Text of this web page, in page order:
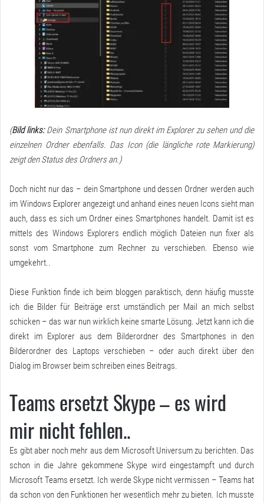
(Bild links:Dein Smartphone ist nun direkt im Explorer zu sehen und die
einzelnen Ordner ebenfalls. Das Icon (die längliche rote Markierung)
zeigt den Status des Ordners an.)
Doch nicht nur das – dein Smartphone und dessen Ordner werden auch
im Windows Explorer angezeigt und anhand eines neuen Icons sieht man
auch, dass es sich um Ordner eines Smartphones handelt. Damit ist es
mittels des Windows Explorers endlich möglich Dateien nun fixer als
sonst vom Smartphone zum Rechner zu verschieben. Ebenso wie
umgekehrt..
Diese Funktion finde ich beim bloggen paraktisch, denn häufig musste
ich die Bilder für Beiträge erst umständlich per Mail an mich selbst
schicken – das war nun wirklich keine smarte Lösung. Jetzt kann ich die
direkt im Explorer aus dem Bilderordner des Smartphones in den
Bilderordner des Laptops verschieben – oder auch direkt über den
Dialog im Browser beim schreiben eines Beitrags.
Teams ersetzt Skype – es wird
mir nicht fehlen..
Es gibt aber noch mehr aus dem Microsoft Universum zu berichten. Das
schon in die Jahre gekommene Skype wird eingestampft und durch
Microsoft Teams ersetzt. Ich werde Skype nicht vermissen – Teams hat
da schon von den Funktionen her wesentlich mehr zu bieten. Ich musste